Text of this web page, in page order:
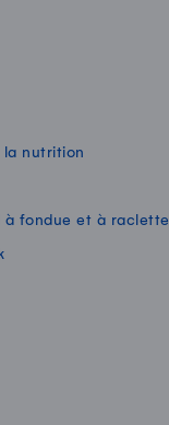
la nutrition
à fondue et à raclette